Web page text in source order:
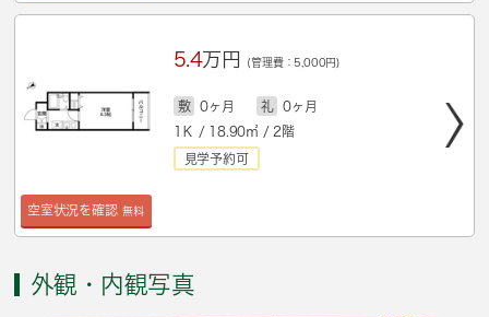
空室状況を確認 無料
5.4万円 (管理費：5,000円)
敷 0ヶ月 礼
0ヶ月
1Ｋ / 18.90㎡ / 2階
見学予約可
外観・内観写真